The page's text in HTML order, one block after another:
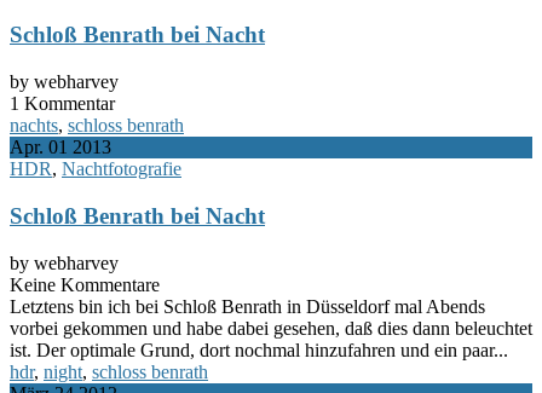
Schloß Benrath bei Nacht
by webharvey
1 Kommentar
nachts, schloss benrath
Apr. 01 2013
HDR, Nachtfotografie
Schloß Benrath bei Nacht
by webharvey
Keine Kommentare
Letztens bin ich bei Schloß Benrath in Düsseldorf mal Abends
vorbei gekommen und habe dabei gesehen, daß dies dann beleuchtet
ist. Der optimale Grund, dort nochmal hinzufahren und ein paar...
hdr, night, schloss benrath